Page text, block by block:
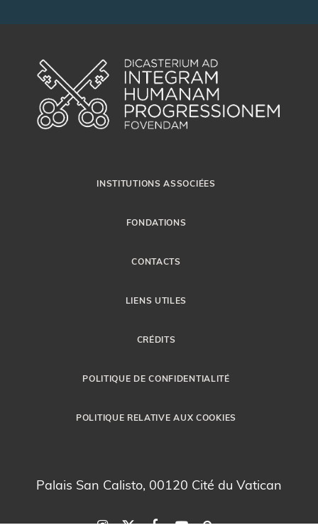
INSTITUTIONS ASSOCIÉES
FONDATIONS
CONTACTS
LIENS UTILES
CRÉDITS
POLITIQUE DE CONFIDENTIALITÉ
POLITIQUE RELATIVE AUX COOKIES
Palais San Calisto, 00120 Cité du Vatican